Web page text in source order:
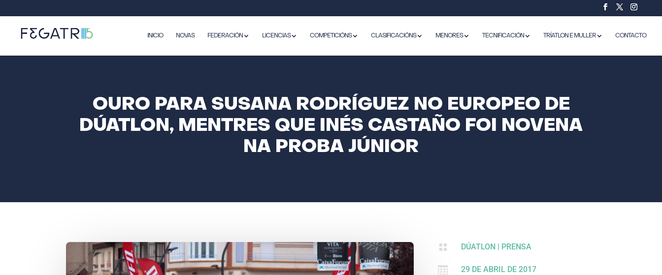
INICIO NOVAS FEDERACIÓN LICENCIAS COMPETICIÓNS CLASIFICACIÓNS MENORES TECNIFICACIÓN TRÍATLON E MULLER CONTACTO
OURO PARA SUSANA RODRÍGUEZ NO EUROPEO DE
DÚATLON, MENTRES QUE INÉS CASTAÑO FOI NOVENA
NA PROBA JÚNIOR
 DÚATLON | PRENSA
 29 DE ABRIL DE 2017